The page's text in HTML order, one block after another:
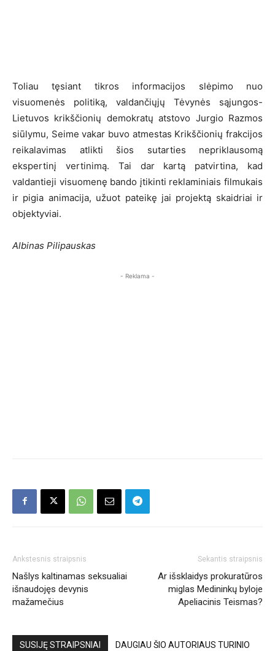
Toliau tęsiant tikros informacijos slėpimo nuo
visuomenės politiką, valdančiųjų Tėvynės sąjungos-
Lietuvos krikščionių demokratų atstovo Jurgio Razmos
siūlymu, Seime vakar buvo atmestas Krikščionių frakcijos
reikalavimas atlikti šios sutarties nepriklausomą
ekspertinį vertinimą. Tai dar kartą patvirtina, kad
valdantieji visuomenę bando įtikinti reklaminiais filmukais
ir pigia animacija, užuot pateikę jai projektą skaidriai ir
objektyviai.
Albinas Pilipauskas
- Reklama -
Ankstesnis straipsnis
Našlys kaltinamas seksualiai
išnaudojęs devynis
mažamečius
Sekantis straipsnis
Ar išsklaidys prokuratūros
miglas Medininkų byloje
Apeliacinis Teismas?
SUSIJĘ STRAIPSNIAI DAUGIAU ŠIO AUTORIAUS TURINIO